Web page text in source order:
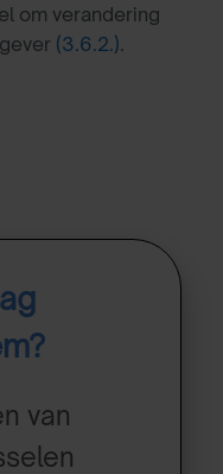
om verandering
(3.6.2.).
van